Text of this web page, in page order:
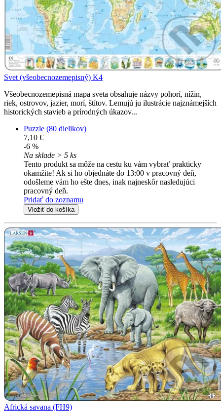
Svet (všeobecnozemepisný) K4
Všeobecnozemepisná mapa sveta obsahuje názvy pohorí, nížin,
riek, ostrovov, jazier, morí, štítov. Lemujú ju ilustrácie najznámejších
historických stavieb a prírodných úkazov...
Puzzle (80 dielikov)
7,10 €
-6 %
Na sklade > 5 ks
Tento produkt sa môže na cestu ku vám vybrať prakticky
okamžite! Ak si ho objednáte do 13:00 v pracovný deň,
odošleme vám ho ešte dnes, inak najneskôr nasledujúci
pracovný deň.
Pridať do zoznamu
Vložiť do košíka
Africká savana (FH9)